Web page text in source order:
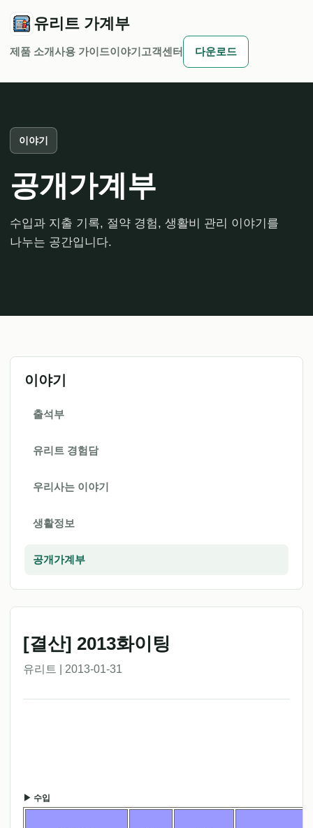
유리트 가계부
제품 소개사용 가이드이야기 고객센터 다운로드
이야기
공개가계부
수입과 지출 기록, 절약 경험, 생활비 관리 이야기를
나누는 공간입니다.
이야기
출석부
유리트 경험담
우리사는 이야기
생활정보
공개가계부
[결산] 2013화이팅
유리트 | 2013-01-31
▶ 수입